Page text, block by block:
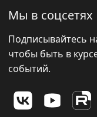
Мы в соцсетях
Подписывайтесь
чтобы быть в
событий.